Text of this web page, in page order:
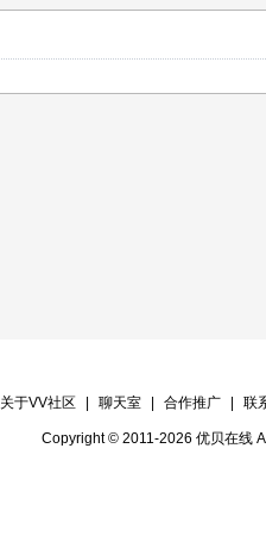
关于VV社区 聊天室 合作推广 联
Copyright © 2011-2026 优贝在线